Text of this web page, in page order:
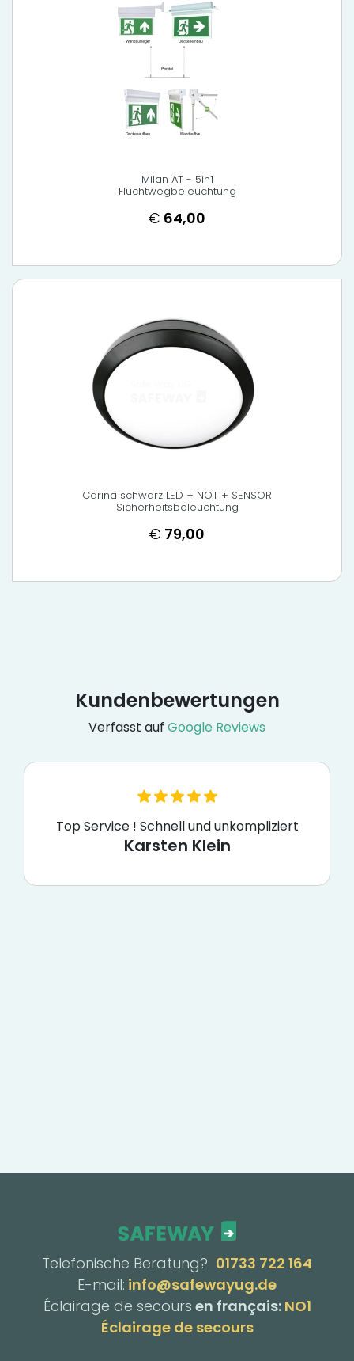
Milan AT - 5in1
Fluchtwegbeleuchtung
€ 64,00
Carina schwarz LED + NOT + SENSOR
Sicherheitsbeleuchtung
€ 79,00
Kundenbewertungen
Verfasst auf Google Reviews
Top Service ! Schnell und unkompliziert
Karsten Klein
Telefonische Beratung? 01733 722 164
E-mail: info@safewayug.de
Éclairage de secours en français: NO1
Éclairage de secours